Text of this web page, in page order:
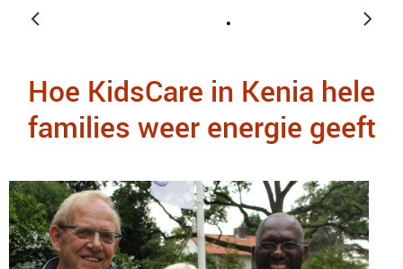
Hoe KidsCare in Kenia hele
families weer energie geeft